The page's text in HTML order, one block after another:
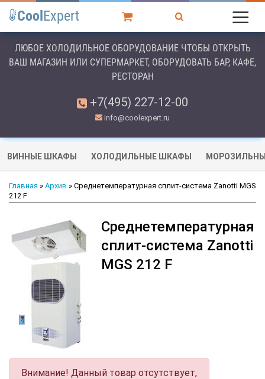
Cool Expert
ЛЮБОЕ ХОЛОДИЛЬНОЕ ОБОРУДОВАНИЕ ЧТОБЫ ОТКРЫТЬ
ВАШ МАГАЗИН ИЛИ СУПЕРМАРКЕТ, ОБОРУДОВАТЬ БАР, КАФЕ,
РЕСТОРАН
+7(495) 227-12-00
info@coolexpert.ru
ВИННЫЕ ШКАФЫ ХОЛОДИЛЬНЫЕ ШКАФЫ
Главная » Архив » Среднетемпературная сплит-система Zanotti MGS
212 F
Среднетемпературная
сплит-система Zanotti
MGS 212 F
Внимание! Данный товар отсутствует,